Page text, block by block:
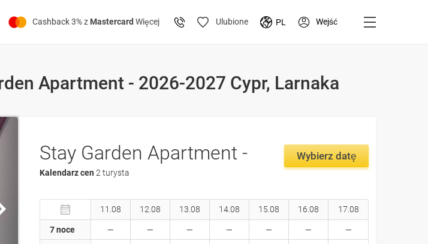
Cashback 3% z Mastercard Więcej Ulubione PL Wejść
Apartment - 2026-2027 Cypr, Larnaka
Stay Garden Apartment -
Kalendarz cen 2 turysta
Wybierz datę
7 noce
11.08 12.08 13.08 14.08 15.08 16.08 17.08